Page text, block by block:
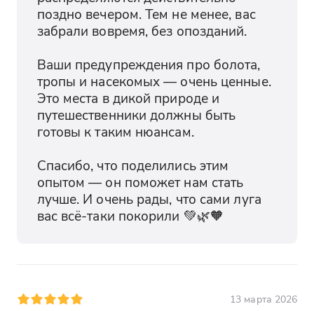
поздно вечером. Тем не менее, вас
забрали вовремя, без опозданий.
Ваши предупреждения про болота,
тропы и насекомых — очень ценные.
Это места в дикой природе и
путешественники должны быть
готовы к таким нюансам.
Спасибо, что поделились этим
опытом — он поможет нам стать
лучше. И очень рады, что сами луга
вас всё-таки покорили 💚🌿🧡
13 марта 2026